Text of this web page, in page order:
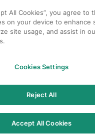
GC：特定商取引
無断転載禁止
個人情報保護方針
クッ
指針
クアラルンプール原則
All Cookies”, you agree to
on your device to enhance
site usage, and assist in
Cookies Settings
Reject All
Accept All Cookies